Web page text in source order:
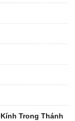
Trong Thánh